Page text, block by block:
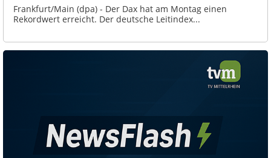
Frankfurt/Main (dpa) - Der Dax hat am Montag einen
Rekordwert erreicht. Der deutsche Leitindex...